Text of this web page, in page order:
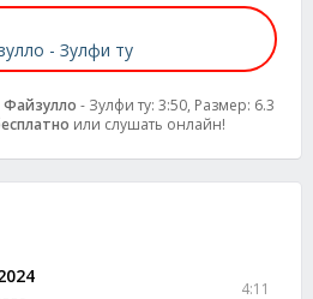
- Зулфи ту
- Зулфи ту: 3:50, Размер: 6.3
или слушать онлайн!
4:11